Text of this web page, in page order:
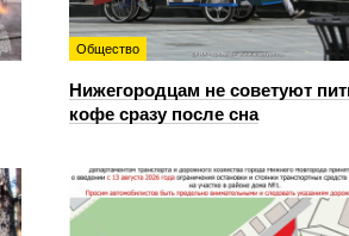
Общество
Нижегородцам не советуют
кофе сразу после сна